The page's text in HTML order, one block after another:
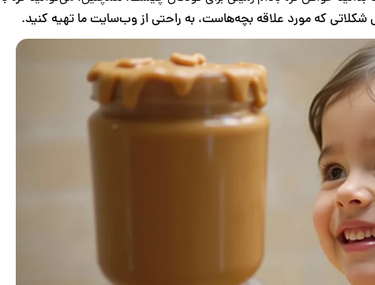
شکلاتی که مورد علاقه بچه‌هاست، به ‌راحتی از وب‌سایت ما تهیه کنید.